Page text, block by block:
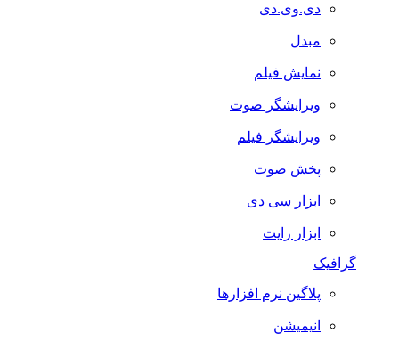
دی.وی.دی
مبدل
نمایش فیلم
ویرایشگر صوت
ویرایشگر فیلم
پخش صوت
ابزار سی دی
ابزار رایت
گرافیک
پلاگین نرم افزارها
انیمیشن